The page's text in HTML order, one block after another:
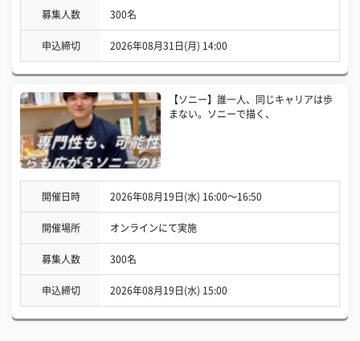
募集人数 300名
申込締切 2026年08月31日(月) 14:00
【ソニー】誰一人、同じキャリアは歩
まない。ソニーで描く、
開催日時 2026年08月19日(水) 16:00〜16:50
開催場所 オンラインにて実施
募集人数 300名
申込締切 2026年08月19日(水) 15:00